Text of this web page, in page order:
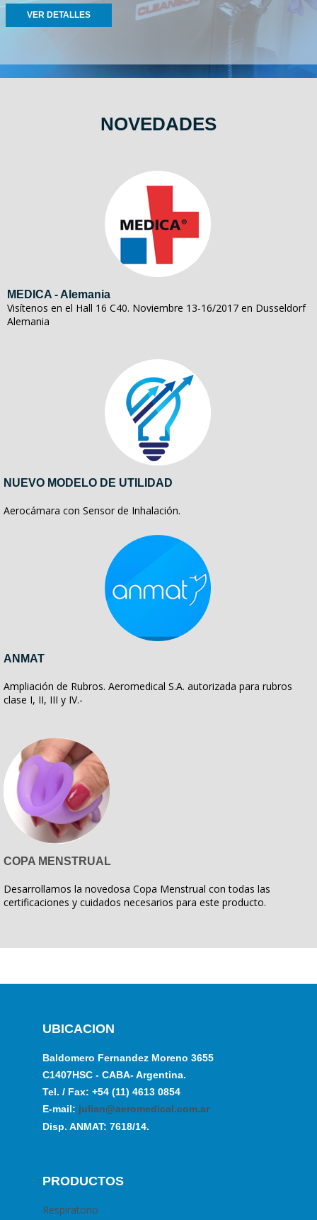
VER DETALLES
NOVEDADES
MEDICA - Alemania
Visítenos en el Hall 16 C40. Noviembre 13-16/2017 en Dusseldorf
Alemania
NUEVO MODELO DE UTILIDAD
Aerocámara con Sensor de Inhalación.
ANMAT
Ampliación de Rubros. Aeromedical S.A. autorizada para rubros
clase I, II, III y IV.-
COPA MENSTRUAL
Desarrollamos la novedosa Copa Menstrual con todas las
certificaciones y cuidados necesarios para este producto.
UBICACION
Baldomero Fernandez Moreno 3655
C1407HSC - CABA- Argentina.
Tel. / Fax: +54 (11) 4613 0854
E-mail: julian@aeromedical.com.ar
Disp. ANMAT: 7618/14.
PRODUCTOS
Respiratorio